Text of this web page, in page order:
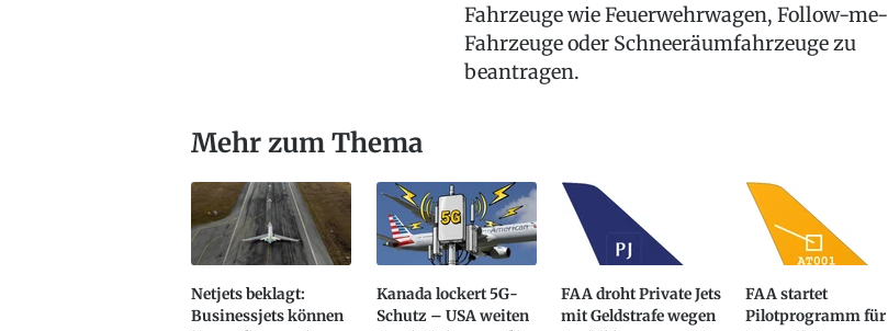
Fahrzeuge wie Feuerwehrwagen, Follow-me-
Fahrzeuge oder Schneeräumfahrzeuge zu
beantragen.
Mehr zum Thema
Netjets beklagt:
Businessjets können
Kanada lockert 5G-
Schutz – USA weiten
FAA droht Private Jets
mit Geldstrafe wegen
FAA startet
Pilotprogramm für